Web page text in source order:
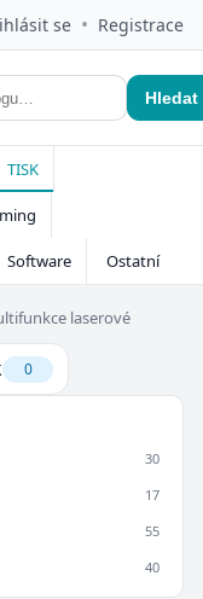
se • Registrace
Hledat
TISK
Software Ostatní
laserové
0
30
17
55
40